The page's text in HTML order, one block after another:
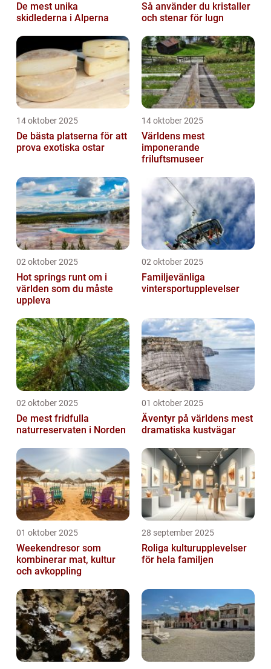
De mest unika
skidlederna i Alperna
Så använder du kristaller
och stenar för lugn
14 oktober 2025
De bästa platserna för att
prova exotiska ostar
14 oktober 2025
Världens mest
imponerande
friluftsmuseer
02 oktober 2025
Hot springs runt om i
världen som du måste
uppleva
02 oktober 2025
Familjevänliga
vintersportupplevelser
02 oktober 2025
De mest fridfulla
naturreservaten i Norden
01 oktober 2025
Äventyr på världens mest
dramatiska kustvägar
01 oktober 2025
Weekendresor som
kombinerar mat, kultur
och avkoppling
28 september 2025
Roliga kulturupplevelser
för hela familjen